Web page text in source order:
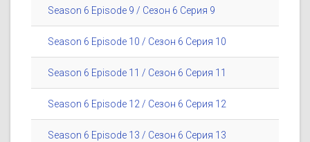
Season 6 Episode 9 / Сезон 6 Серия 9
Season 6 Episode 10 / Сезон 6 Серия 10
Season 6 Episode 11 / Сезон 6 Серия 11
Season 6 Episode 12 / Сезон 6 Серия 12
Season 6 Episode 13 / Сезон 6 Серия 13